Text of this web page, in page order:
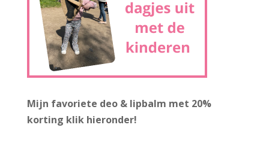
Mijn favoriete deo & lipbalm met 20%
korting klik hieronder!